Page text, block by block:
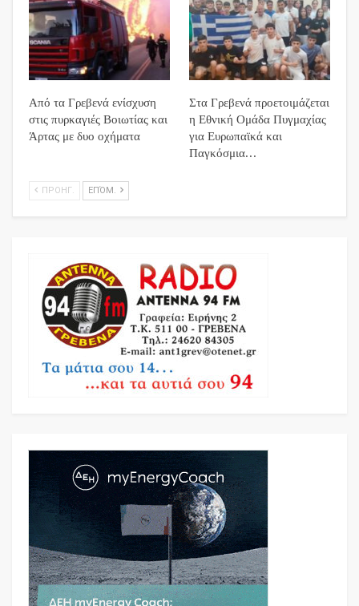
Από τα Γρεβενά ενίσχυση
στις πυρκαγιές Βοιωτίας και
Άρτας με δυο οχήματα
Στα Γρεβενά προετοιμάζεται
η Εθνική Ομάδα Πυγμαχίας
για Ευρωπαϊκά και
Παγκόσμια…
ΠΡΟΗΓ. ΕΠΌΜ.